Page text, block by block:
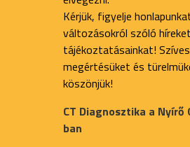
Kérjük, figyelje
változásokról szóló
tájékoztatásainkat! Szíves
megértésüket és
köszönjük!
CT Diagnosztika a Nyírő
ban